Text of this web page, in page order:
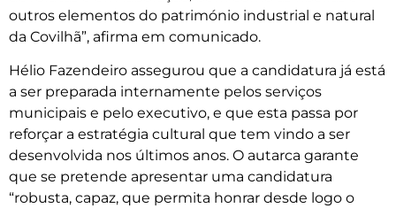
outros elementos do património industrial e natural
da Covilhã”, afirma em comunicado.
Hélio Fazendeiro assegurou que a candidatura já está
a ser preparada internamente pelos serviços
municipais e pelo executivo, e que esta passa por
reforçar a estratégia cultural que tem vindo a ser
desenvolvida nos últimos anos. O autarca garante
que se pretende apresentar uma candidatura
“robusta, capaz, que permita honrar desde logo o